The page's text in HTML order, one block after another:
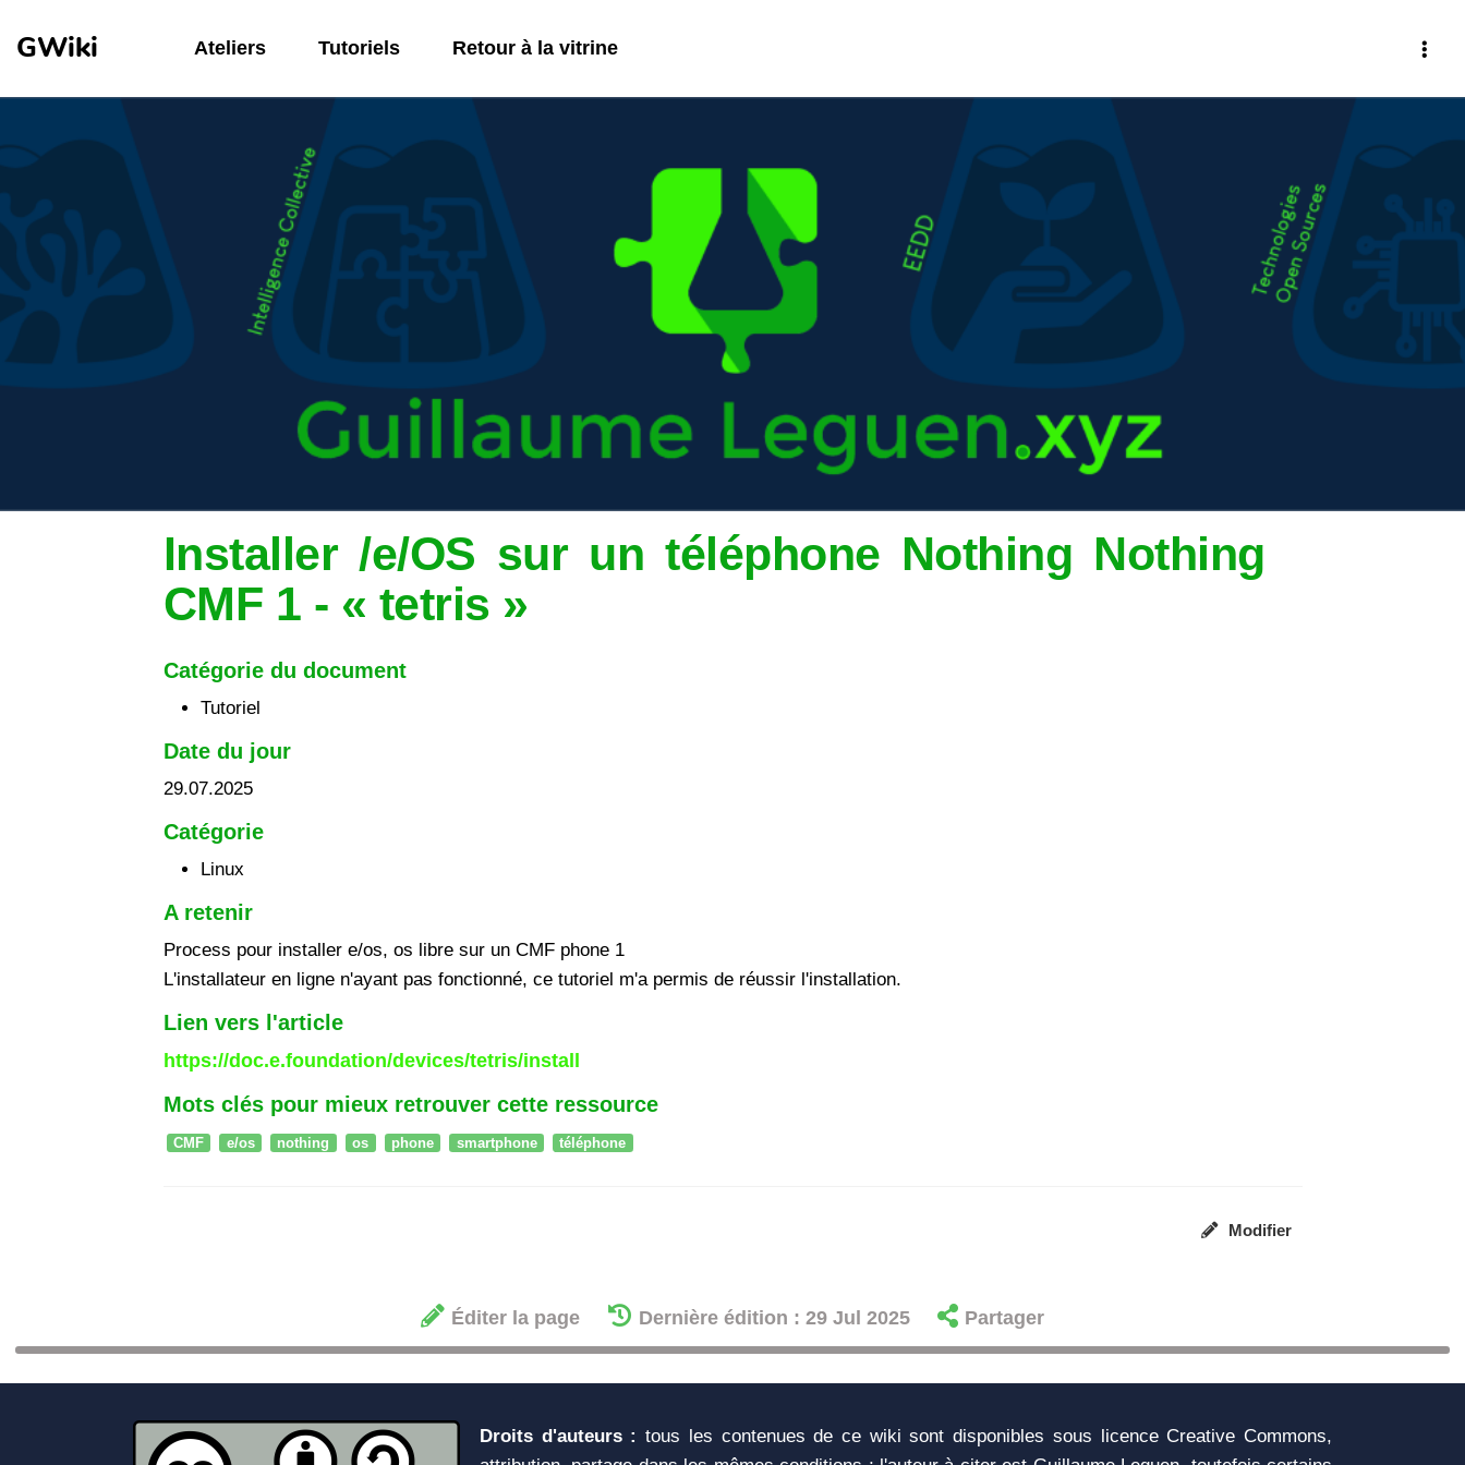
GWiki Ateliers Tutoriels Retour à la vitrine
Installer /e/OS sur un téléphone Nothing Nothing
CMF 1 - « tetris »
Catégorie du document
Tutoriel
Date du jour
29.07.2025
Catégorie
Linux
A retenir
Process pour installer e/os, os libre sur un CMF phone 1
L'installateur en ligne n'ayant pas fonctionné, ce tutoriel m'a permis de réussir l'installation.
Lien vers l'article
https://doc.e.foundation/devices/tetris/install
Mots clés pour mieux retrouver cette ressource
CMF e/os nothing os phone smartphone téléphone
Modifier
Éditer la page Dernière édition : 29 Jul 2025 Partager
Droits d'auteurs : tous les contenues de ce wiki sont disponibles sous licence Creative Commons,